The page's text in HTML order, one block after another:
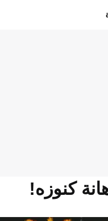
كنوزه!